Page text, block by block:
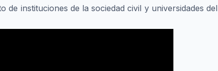
instituciones de la sociedad civil y universidades del